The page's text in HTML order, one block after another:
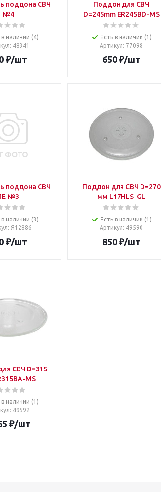
поддона СВЧ
№4
в наличии (4)
: 48341
₽/шт
Поддон для СВЧ
D=245mm ER245BD-MS
Есть в наличии (1)
Артикул: 77098
650₽/шт
поддона СВЧ
№3
в наличии (3)
: Я12886
₽/шт
Поддон для СВЧ D=270
мм L17HLS-GL
Есть в наличии (1)
Артикул: 49590
850₽/шт
СВЧ D=315
MS
в наличии (1)
: 49592
₽/шт